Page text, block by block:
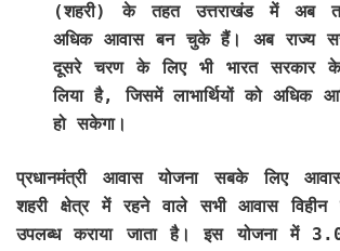
(शहरी) के तहत उत्तराखंड में अब
अधिक आवास बन चुके हैं। अब राज्य
दूसरे चरण के लिए भी भारत सरकार
लिया है, जिसमें लाभार्थियों को अधिक
हो सकेगा।
प्रधानमंत्री आवास योजना सबके लिए
शहरी क्षेत्र में रहने वाले सभी आवास विहीन
उपलब्ध कराया जाता है। इस योजना में